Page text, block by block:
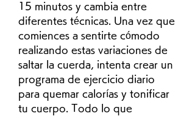
15 minutos y cambia entre
diferentes técnicas. Una vez que
comiences a sentirte cómodo
realizando estas variaciones de
saltar la cuerda, intenta crear un
programa de ejercicio diario
para quemar calorías y tonificar
tu cuerpo. Todo lo que